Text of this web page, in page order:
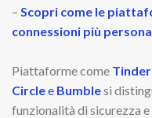
– Scopri come le
connessioni più
Piattaforme come Tinder
Circlee Bumblesi
funzionalità di sicurezza